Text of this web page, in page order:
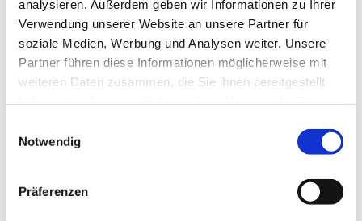
analysieren. Außerdem geben wir Informationen zu Ihrer
Verwendung unserer Website an unsere Partner für
soziale Medien, Werbung und Analysen weiter. Unsere
Partner führen diese Informationen möglicherweise mit
weiteren Daten zusammen, die Sie ihnen bereitgestellt
Notwendig
PräferenzenDies könnte Sie auch